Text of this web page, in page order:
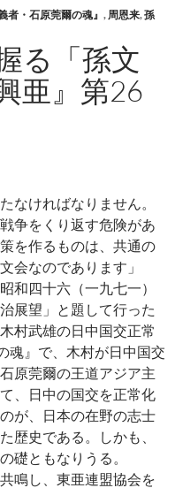
者・石原莞爾の魂』 , 周恩来,孫
る「孫文
亜』第26
なければなりません。
争をくり返す危険があ
を作るものは、共通の
会なのであります」
和四十六（一九七一）
展望」と題して行った
村武雄の日中国交正常
魂』で、木村が日中国交
原莞爾の王道アジア主
、日中の国交を正常化
が、日本の在野の志士
歴史である。しかも、
礎ともなりうる。
鳴し、東亜連盟協会を